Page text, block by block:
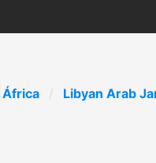
África Libyan Arab